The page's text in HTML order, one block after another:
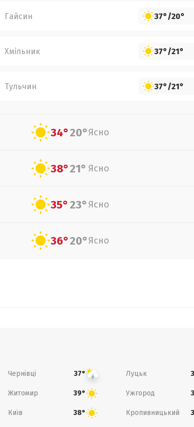
Гайсин 37°/20°
Хмільник 37°/21°
Тульчин 37°/21°
34°20°Ясно
38°21° Ясно
35°23° Ясно
36°20°Ясно
Чернівці 37° Луцьк
Житомир 39° Ужгород
Київ 38° Кропивницький